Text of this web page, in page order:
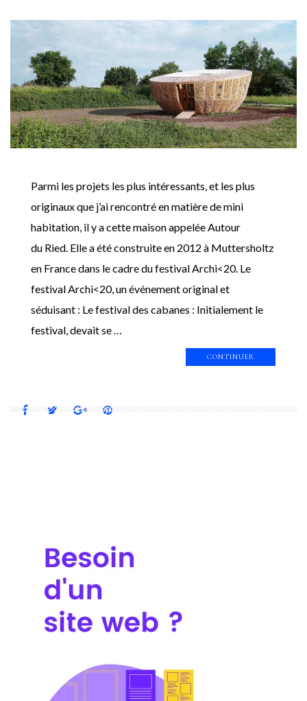
Parmi les projets les plus intéressants, et les plus
originaux que j’ai rencontré en matière de mini
habitation, il y a cette maison appelée Autour
du Ried. Elle a été construite en 2012 à Muttersholtz
en France dans le cadre du festival Archi<20. Le
festival Archi<20, un événement original et
séduisant : Le festival des cabanes : Initialement le
festival, devait se …
CONTINUER